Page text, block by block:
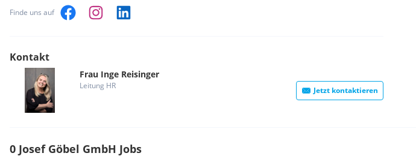
Finde uns auf
Kontakt
Frau Inge Reisinger
Leitung HR Jetzt kontaktieren
0 Josef Göbel GmbH Jobs